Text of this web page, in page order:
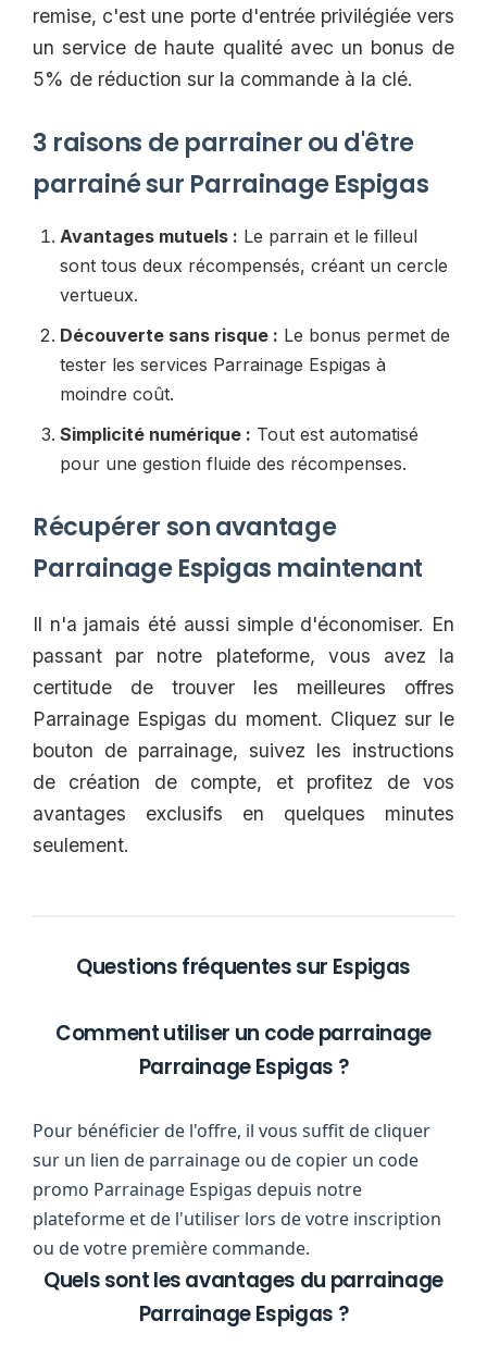
remise, c'est une porte d'entrée privilégiée vers
un service de haute qualité avec un bonus de
5% de réduction sur la commande à la clé.
3 raisons de parrainer ou d'être
parrainé sur Parrainage Espigas
Avantages mutuels : Le parrain et le filleul
sont tous deux récompensés, créant un cercle
vertueux.
Découverte sans risque : Le bonus permet de
tester les services Parrainage Espigas à
moindre coût.
Simplicité numérique : Tout est automatisé
pour une gestion fluide des récompenses.
Récupérer son avantage
Parrainage Espigas maintenant
Il n'a jamais été aussi simple d'économiser. En
passant par notre plateforme, vous avez la
certitude de trouver les meilleures offres
Parrainage Espigas du moment. Cliquez sur le
bouton de parrainage, suivez les instructions
de création de compte, et profitez de vos
avantages exclusifs en quelques minutes
seulement.
Questions fréquentes sur Espigas
Comment utiliser un code parrainage
Parrainage Espigas ?
Pour bénéficier de l'offre, il vous suffit de cliquer
sur un lien de parrainage ou de copier un code
promo Parrainage Espigas depuis notre
plateforme et de l'utiliser lors de votre inscription
ou de votre première commande.
Quels sont les avantages du parrainage
Parrainage Espigas ?